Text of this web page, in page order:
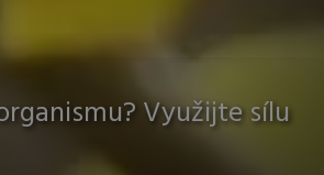
Využijte sílu